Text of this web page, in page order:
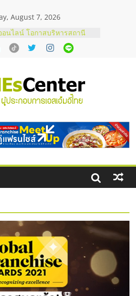
August 7, 2026
นไลน์ โอกาสบริหารสถานี
ำมัน Shell
งทุน แฟรนไชส์ยอนนี่
งเสียงคุณภาพสูง พร้อม
บบภาพและเสียง
ในไทยที่ไหนดี?
จ
งินทุน เพิ่มสภาพคล่องให้ธุรกิจ
ให้ผ่านฉลุย
ทย,